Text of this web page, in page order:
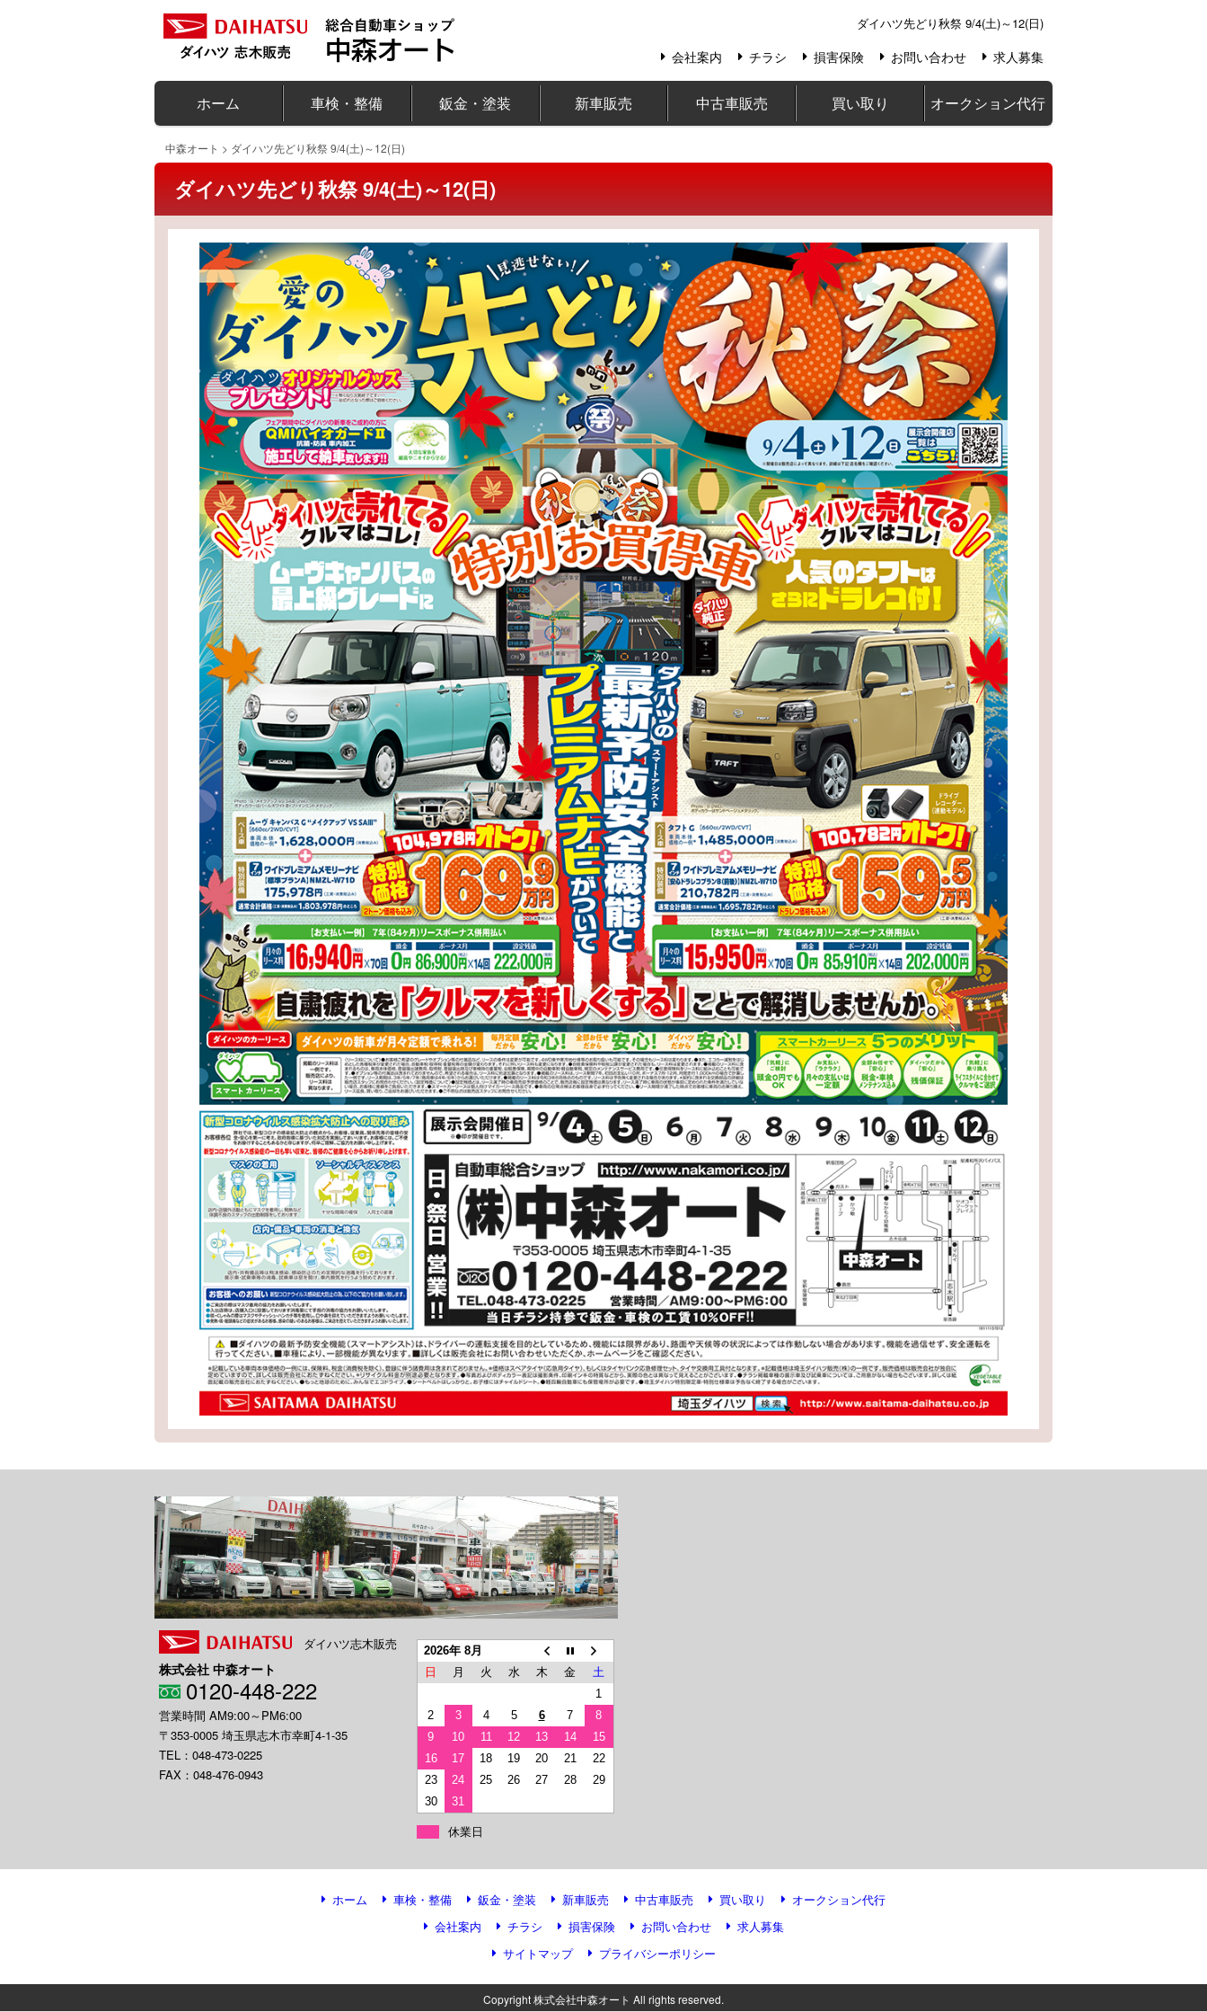
ダイハツ先どり秋祭 9/4(土)～12(日)
ホーム 車検・整備 鈑金・塗装 新車販売 中古車販売 買い取り オークション代行
会社案内 チラシ 損害保険 お問い合わせ 求人募集
中森オート > ダイハツ先どり秋祭 9/4(土)～12(日)
ダイハツ先どり秋祭 9/4(土)～12(日)
ダイハツ志木販売
株式会社 中森オート
0120-448-222
営業時間 AM9:00～PM6:00
〒353-0005 埼玉県志木市幸町4-1-35
TEL：048-473-0225
FAX：048-476-0943
2026年 8月
日
月 火 水 木 金
土
1
2
3 4 5 6 7
8
9
10 11 12 13 14
15
16
17 18 19 20 21
22
23
24 25 26 27 28
29
30
31
休業日
ホーム 車検・整備 鈑金・塗装 新車販売 中古車販売 買い取り
オークション代行
会社案内
チラシ 損害保険 お問い合わせ
求人募集
サイトマップ
プライバシーポリシー
Copyright 株式会社中森オート All rights reserved.